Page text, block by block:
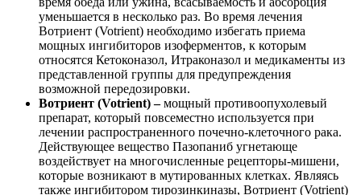
уменьшается в несколько раз. Во время лечения
Вотриент (Votrient) необходимо избегать приема
мощных ингибиторов изоферментов, к которым
относятся Кетоконазол, Итраконазол и медикаменты из
представленной группы для предупреждения
возможной передозировки.
Вотриент (Votrient) –мощный противоопухолевый
препарат, который повсеместно используется при
лечении распространенного почечно-клеточного рака.
Действующее вещество Пазопаниб угнетающе
воздействует на многочисленные рецепторы-мишени,
которые возникают в мутированных клетках. Являясь
также ингибитором тирозинкиназы, Вотриент (Votrient)